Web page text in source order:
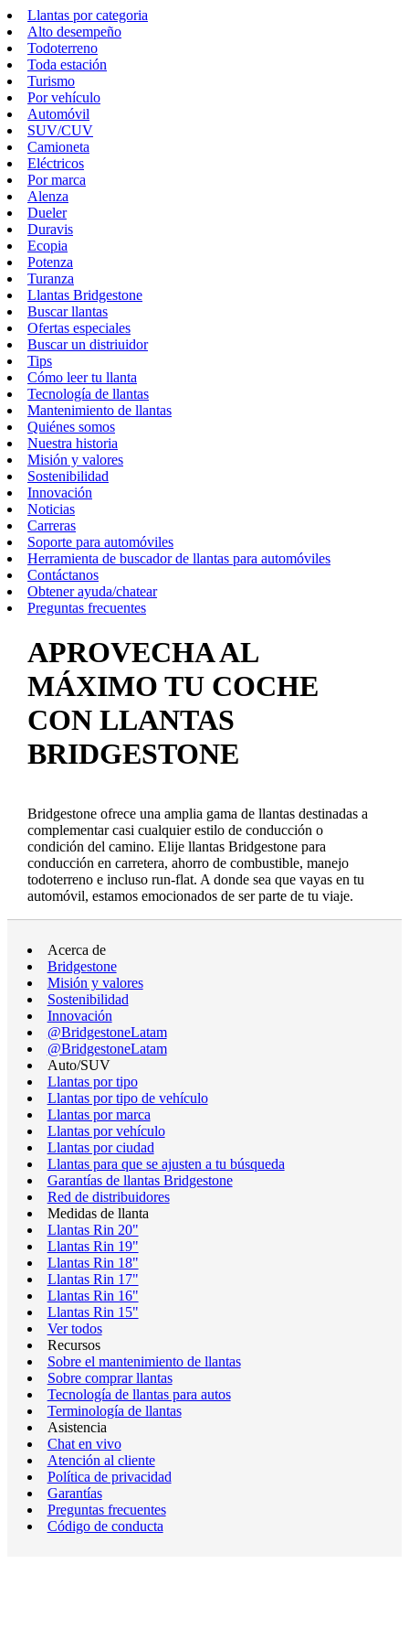
Llantas por categoria
Alto desempeño
Todoterreno
Toda estación
Turismo
Por vehículo
Automóvil
SUV/CUV
Camioneta
Eléctricos
Por marca
Alenza
Dueler
Duravis
Ecopia
Potenza
Turanza
Llantas Bridgestone
Buscar llantas
Ofertas especiales
Buscar un distriuidor
Tips
Cómo leer tu llanta
Tecnología de llantas
Mantenimiento de llantas
Quiénes somos
Nuestra historia
Misión y valores
Sostenibilidad
Innovación
Noticias
Carreras
Soporte para automóviles
Herramienta de buscador de llantas para automóviles
Contáctanos
Obtener ayuda/chatear
Preguntas frecuentes
APROVECHA AL
MÁXIMO TU COCHE
CON LLANTAS
BRIDGESTONE
Bridgestone ofrece una amplia gama de llantas destinadas a
complementar casi cualquier estilo de conducción o
condición del camino. Elije llantas Bridgestone para
conducción en carretera, ahorro de combustible, manejo
todoterreno e incluso run-flat. A donde sea que vayas en tu
automóvil, estamos emocionados de ser parte de tu viaje.
Acerca de
Bridgestone
Misión y valores
Sostenibilidad
Innovación
@BridgestoneLatam
@BridgestoneLatam
Auto/SUV
Llantas por tipo
Llantas por tipo de vehículo
Llantas por marca
Llantas por vehículo
Llantas por ciudad
Llantas para que se ajusten a tu búsqueda
Garantías de llantas Bridgestone
Red de distribuidores
Medidas de llanta
Llantas Rin 20"
Llantas Rin 19"
Llantas Rin 18"
Llantas Rin 17"
Llantas Rin 16"
Llantas Rin 15"
Ver todos
Recursos
Sobre el mantenimiento de llantas
Sobre comprar llantas
Tecnología de llantas para autos
Terminología de llantas
Asistencia
Chat en vivo
Atención al cliente
Política de privacidad
Garantías
Preguntas frecuentes
Código de conducta